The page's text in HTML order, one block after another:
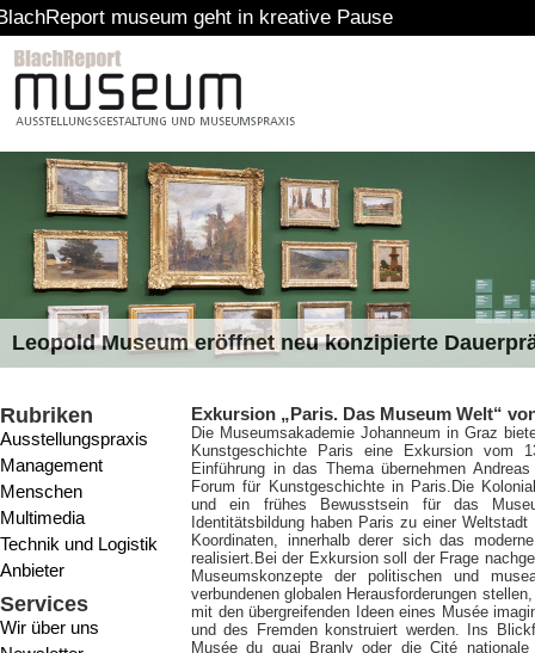
museum geht in kreative Pause
Leopold Museum eröffnet neu konzipierte
Rubriken
Ausstellungspraxis
Management
Menschen
Multimedia
Technik und Logistik
Anbieter
Services
Wir über uns
Exkursion „Paris. Das Museum Welt“
Die Museumsakademie Johanneum in Graz
Kunstgeschichte Paris eine Exkursion vom
Einführung in das Thema übernehmen
Forum für Kunstgeschichte in Paris. Die
und ein frühes Bewusstsein für das
Identitätsbildung haben Paris zu einer
Koordinaten, innerhalb derer sich das
realisiert.Bei der Exkursion soll der Frage
Museumskonzepte der politischen und
verbundenen globalen Herausforderungen
mit den übergreifenden Ideen eines Musée
und des Fremden konstruiert werden. Ins
Musée du quai Branly oder die Cité